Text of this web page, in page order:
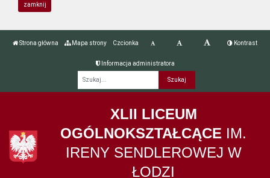
zamknij
Strona główna Mapa strony Czcionka Kontrast
Informacja administratora
XLII LICEUM
OGÓLNOKSZTAŁCĄCE IM.
IRENY SENDLEROWEJ W
ŁODZI